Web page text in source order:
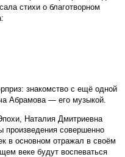
стихи о благотворном
знакомство с ещё одной
Абрамова — его музыкой.
Наталия Дмитриевна
произведения совершенно
в основном отражал в своём
веке будут воспеваться